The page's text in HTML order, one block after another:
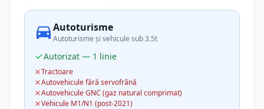
Autoturisme
Autoturisme și vehicule sub 3.5t
Autorizat — 1 linie
Tractoare
Autovehicule fără servofrână
Autovehicule GNC (gaz natural comprimat)
Vehicule M1/N1 (post-2021)